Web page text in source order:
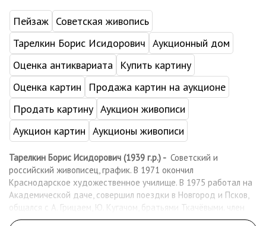
Пейзаж Советская живопись
Тарелкин Борис Исидорович Аукционный дом
Оценка антиквариата
Купить картину
Оценка картин
Продажа картин на аукционе
Продать картину Аукцион живописи
Аукцион картин Аукционы живописи
Тарелкин Борис Исидорович (1939 г.р.) - Советский и
российский живописец, график. В 1971 окончил
Краснодарское художественное училище. В 1975 работал на
Академической даче, совершил поездки в Новгород и Псков,
общался с А. Грицаем, Ю. Кугачом, братьями Ткачёвыми. член
Союза художников России с 1985. До 1991 – сотрудник